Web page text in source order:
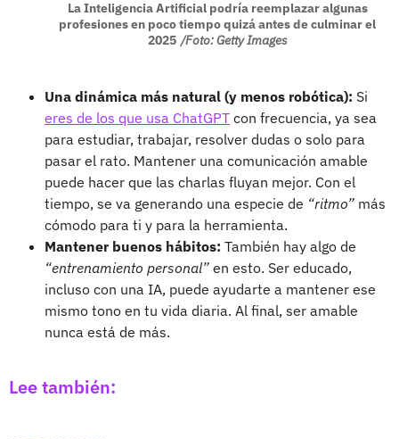
La Inteligencia Artificial podría reemplazar algunas
profesiones en poco tiempo quizá antes de culminar el
2025 /Foto: Getty Images
Una dinámica más natural (y menos robótica): Si
eres de los que usa ChatGPT con frecuencia, ya sea
para estudiar, trabajar, resolver dudas o solo para
pasar el rato. Mantener una comunicación amable
puede hacer que las charlas fluyan mejor. Con el
tiempo, se va generando una especie de “ritmo” más
cómodo para ti y para la herramienta.
Mantener buenos hábitos: También hay algo de
“entrenamiento personal” en esto. Ser educado,
incluso con una IA, puede ayudarte a mantener ese
mismo tono en tu vida diaria. Al final, ser amable
nunca está de más.
Lee también: